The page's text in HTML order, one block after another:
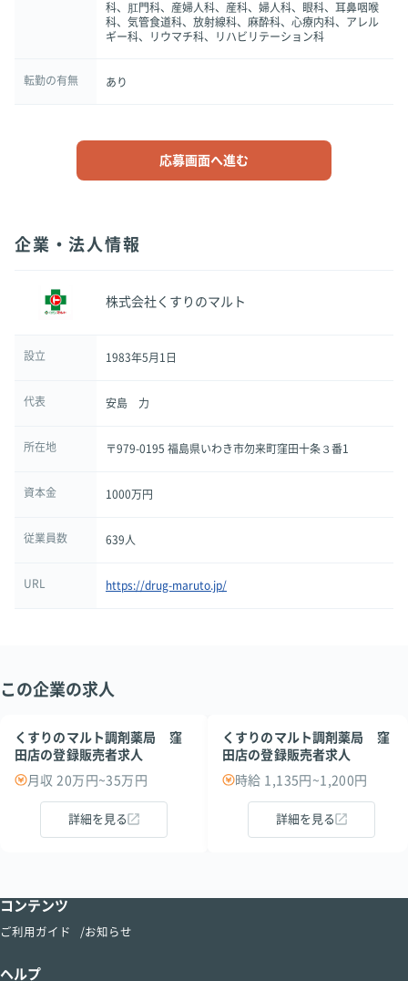
科、肛門科、産婦人科、産科、婦人科、眼科、耳鼻咽喉
科、気管食道科、放射線科、麻酔科、心療内科、アレル
ギー科、リウマチ科、リハビリテーション科
転勤の有無 あり
応募画面へ進む
企業・法人情報
株式会社くすりのマルト
設立 1983年5月1日
代表 安島 力
所在地 〒979-0195 福島県いわき市勿来町窪田十条３番1
資本金 1000万円
従業員数 639人
URL https://drug-maruto.jp/
この企業の求人
くすりのマルト調剤薬局 窪
田店の登録販売者求人
月収 20万円~35万円
詳細を見る
くすりのマルト調剤薬局 窪
田店の登録販売者求人
時給 1,135円~1,200円
詳細を見る
コンテンツ
ご利用ガイド お知らせ
ヘルプ